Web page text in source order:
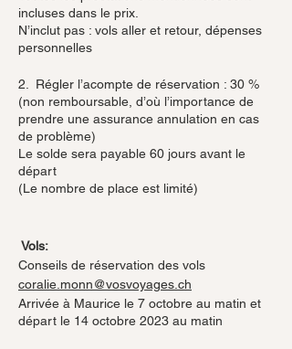
incluses dans le prix.
N’inclut pas : vols aller et retour, dépenses
personnelles
2. Régler l’acompte de réservation : 30 %
(non remboursable, d’où l’importance de
prendre une assurance annulation en cas
de problème)
Le solde sera payable 60 jours avant le
départ
(Le nombre de place est limité)
Vols:
Conseils de réservation des vols
coralie.monn@vosvoyages.ch
Arrivée à Maurice le 7 octobre au matin et
départ le 14 octobre 2023 au matin